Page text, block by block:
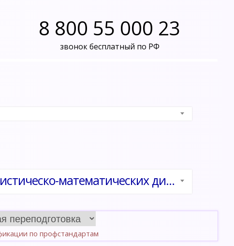
8 800 55 000 23
звонок бесплатный по РФ
Инновационные подходы к преподаванию статистическо-математических дисциплин
по профстандартам